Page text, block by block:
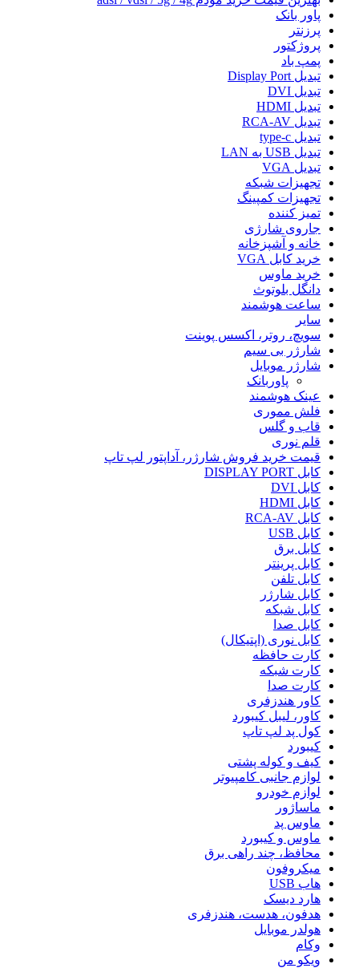
پاور بانک
پرزنتر
پروژکتور
پمپ باد
تبدیل Display Port
تبدیل DVI
تبدیل HDMI
تبدیل RCA-AV
تبدیل type-c
تبدیل USB به LAN
تبدیل VGA
تجهیزات شبکه
تجهیزات کمپینگ
تمیز کننده
جاروی شارژی
خانه و آشپزخانه
خرید کابل VGA
خرید ماوس
دانگل بلوتوث
ساعت هوشمند
سایر
سویچ، روتر، اکسس پوینت
شارژر بی سیم
شارژر موبایل
پاوربانک
عینک هوشمند
فلش مموری
قاب و گلس
قلم نوری
قیمت خرید فروش شارژر، آداپتور لپ تاپ
کابل DISPLAY PORT
کابل DVI
کابل HDMI
کابل RCA-AV
کابل USB
کابل برق
کابل پرینتر
کابل تلفن
کابل شارژر
کابل شبکه
کابل صدا
کابل نوری (اپتیکال)
کارت حافظه
کارت شبکه
کارت صدا
کاور هندزفری
کاور، لیبل کیبورد
کول پد لپ تاپ
کیبورد
کیف و کوله پشتی
لوازم جانبی کامپیوتر
لوازم خودرو
ماساژور
ماوس پد
ماوس و کیبورد
محافظ، چند راهی برق
میکروفون
هاب USB
هارد دیسک
هدفون، هدست، هندزفری
هولدر موبایل
وکام
ویکو من